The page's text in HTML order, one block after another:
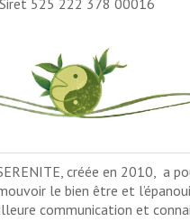
Siret 525 222 378 00016
créée en 2010, a
le bien être et
communication et